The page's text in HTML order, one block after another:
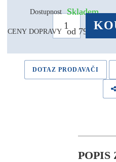
Dostupnost Skladem
CENY DOPRAVY od 79,- Kč
DOTAZ PRODAVAČI
POPIS